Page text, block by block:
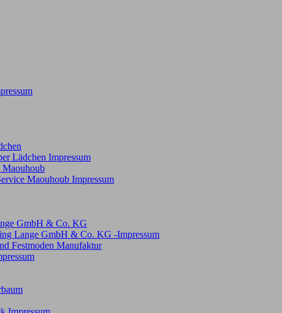
Lädchen Impressum
Maouhoub
Maouhoub Impressum
GmbH & Co. KG
Lange GmbH & Co. KG -Impressum
Festmoden Manufaktur